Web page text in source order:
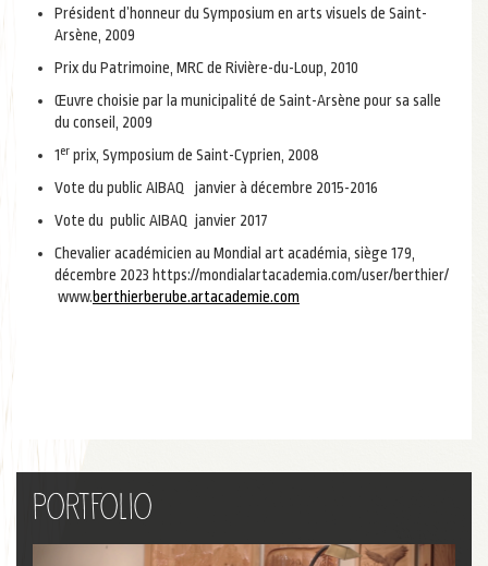
Président d’honneur du Symposium en arts visuels de Saint-
Arsène, 2009
Prix du Patrimoine, MRC de Rivière-du-Loup, 2010
Œuvre choisie par la municipalité de Saint-Arsène pour sa salle
du conseil, 2009
1er prix, Symposium de Saint-Cyprien, 2008
Vote du public AIBAQ janvier à décembre 2015-2016
Vote du public AIBAQ janvier 2017
Chevalier académicien au Mondial art académia, siège 179,
décembre 2023 https://mondialartacademia.com/user/berthier/
www.berthierberube.artacademie.com
Portfolio